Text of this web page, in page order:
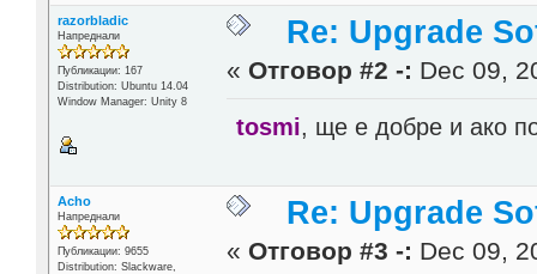
razorbladic
Напреднали
Публикации: 167
Distribution: Ubuntu 14.04
Window Manager: Unity 8
Re: Upgrade
« Отговор #2 -: Dec 09,
tosmi, ще е добре и ако
Acho
Напреднали
Публикации: 9655
Distribution: Slackware,
Re: Upgrade
« Отговор #3 -: Dec 09,